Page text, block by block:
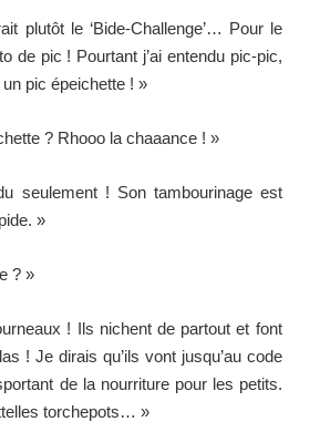
plutôt le ‘Bide-Challenge’… Pour le
de pic ! Pourtant j’ai entendu pic-pic,
pic épeichette ! »
? Rhooo la chaaance ! »
seulement ! Son tambourinage est
»
? »
! Ils nichent de partout et font
! Je dirais qu’ils vont jusqu’au code
de la nourriture pour les petits.
torchepots… »